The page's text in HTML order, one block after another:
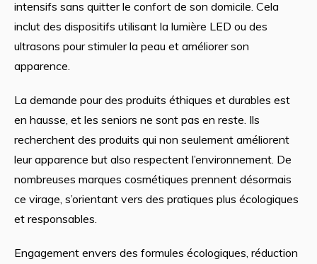
intensifs sans quitter le confort de son domicile. Cela
inclut des dispositifs utilisant la lumière LED ou des
ultrasons pour stimuler la peau et améliorer son
apparence.
La demande pour des produits éthiques et durables est
en hausse, et les seniors ne sont pas en reste. Ils
recherchent des produits qui non seulement améliorent
leur apparence but also respectent l’environnement. De
nombreuses marques cosmétiques prennent désormais
ce virage, s’orientant vers des pratiques plus écologiques
et responsables.
Engagement envers des formules écologiques, réduction